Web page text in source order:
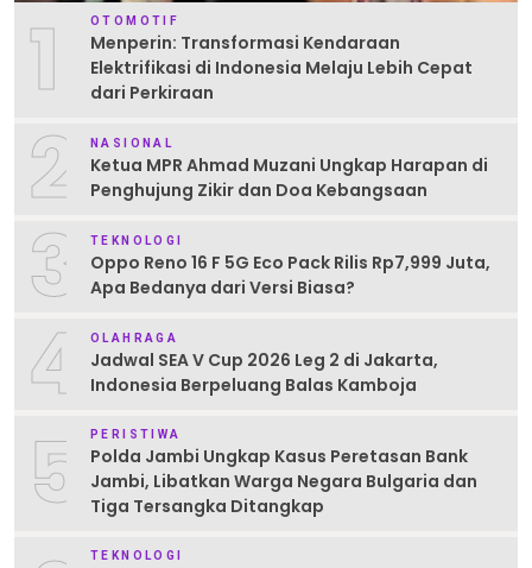
1 OTOMOTIF
Menperin: Transformasi Kendaraan
Elektrifikasi di Indonesia Melaju Lebih Cepat
dari Perkiraan
2 NASIONAL
Ketua MPR Ahmad Muzani Ungkap Harapan di
Penghujung Zikir dan Doa Kebangsaan
3 TEKNOLOGI
Oppo Reno 16 F 5G Eco Pack Rilis Rp7,999 Juta,
Apa Bedanya dari Versi Biasa?
4 OLAHRAGA
Jadwal SEA V Cup 2026 Leg 2 di Jakarta,
Indonesia Berpeluang Balas Kamboja
5 PERISTIWA
Polda Jambi Ungkap Kasus Peretasan Bank
Jambi, Libatkan Warga Negara Bulgaria dan
Tiga Tersangka Ditangkap
TEKNOLOGI